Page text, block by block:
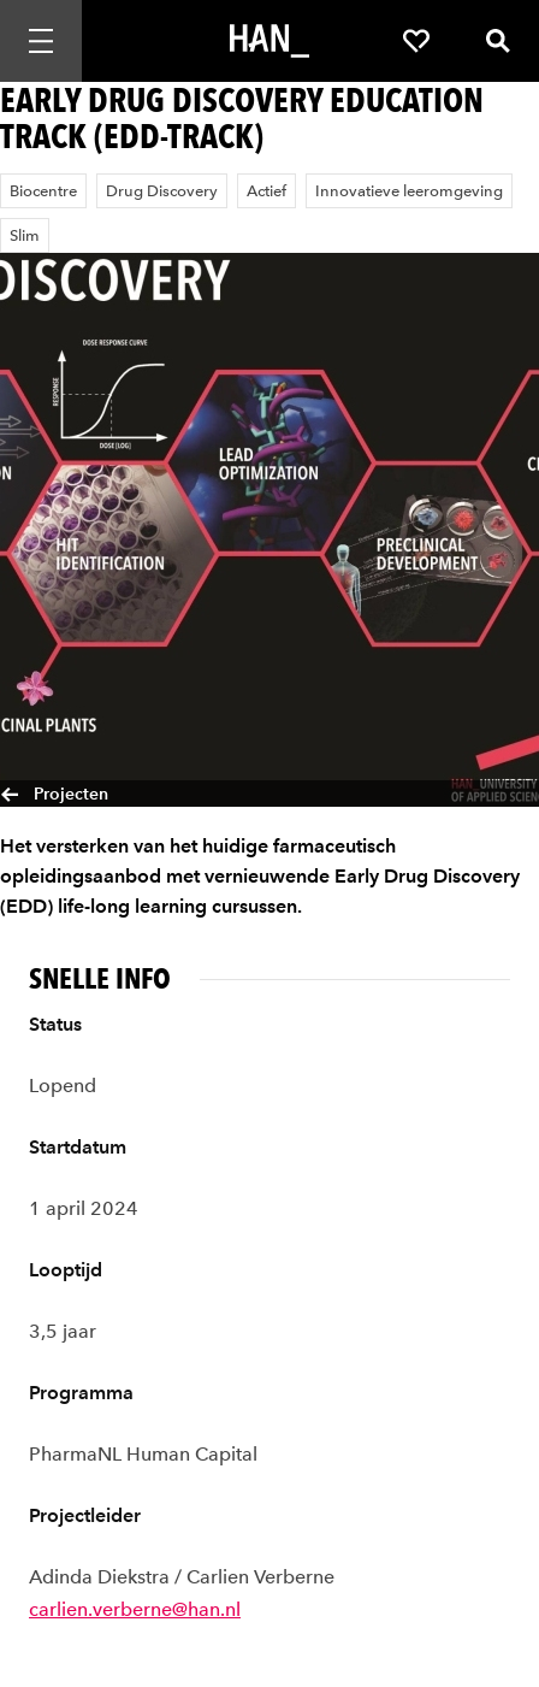
Mobiele navigatie openen Favorieten
EARLY DRUG DISCOVERY EDUCATION
TRACK (EDD-TRACK)
Biocentre Drug Discovery Actief Innovatieve leeromgeving
Slim
Projecten
Het versterken van het huidige farmaceutisch
opleidingsaanbod met vernieuwende Early Drug Discovery
(EDD) life-long learning cursussen.
SNELLE INFO
Status
Lopend
Startdatum
1 april 2024
Looptijd
3,5 jaar
Programma
PharmaNL Human Capital
Projectleider
Adinda Diekstra / Carlien Verberne
carlien.verberne@han.nl